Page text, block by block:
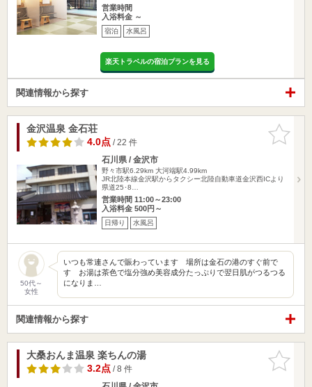
営業時間
入浴料金 ～
宿泊 水風呂
楽天トラベルの宿泊プランを見る
関連情報から探す
お気に入
りに追加
金沢温泉 金石荘
4.0点/ 22 件
石川県 / 金沢市
野々市駅6.29km 大河端駅4.99km
JR北陸本線金沢駅からタクシー北陸自動車道金沢西ICより
県道25･8…
営業時間 11:00～23:00
入浴料金 500円～
日帰り 水風呂
50代～
女性
いつも常連さんで賑わっています 場所は金石の港のすぐ前で
す お湯は茶色で塩分強め美容成分たっぷりで翌日肌がつるつる
になりま…
関連情報から探す
お気に入
りに追加
大桑おんま温泉 楽ちんの湯
3.2点/ 8 件